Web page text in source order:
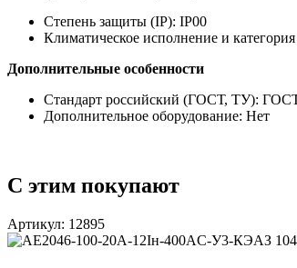
Степень защиты (IP): IP00
Климатическое исполнение и
Дополнительные особенности
Стандарт российский (ГОСТ, ТУ): ГОСТ
Дополнительное оборудование: Нет
С этим покупают
Артикул: 12895